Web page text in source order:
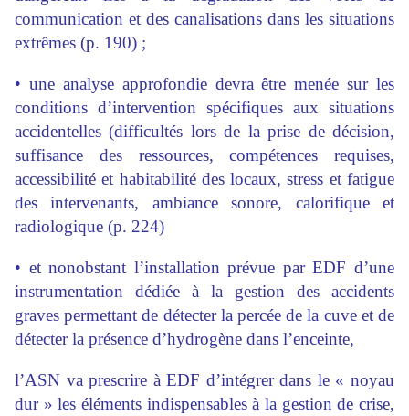
communication et des canalisations dans les situations
extrêmes (p. 190) ;
• une analyse approfondie devra être menée sur les
conditions d’intervention spécifiques aux situations
accidentelles (difficultés lors de la prise de décision,
suffisance des ressources, compétences requises,
accessibilité et habitabilité des locaux, stress et fatigue
des intervenants, ambiance sonore, calorifique et
radiologique (p. 224)
• et nonobstant l’installation prévue par EDF d’une
instrumentation dédiée à la gestion des accidents
graves permettant de détecter la percée de la cuve et de
détecter la présence d’hydrogène dans l’enceinte,
l’ASN va prescrire à EDF d’intégrer dans le « noyau
dur » les éléments indispensables à la gestion de crise,